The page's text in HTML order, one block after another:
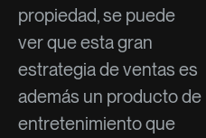
propiedad, se puede
ver que esta gran
estrategia de ventas es
además un producto de
entretenimiento que